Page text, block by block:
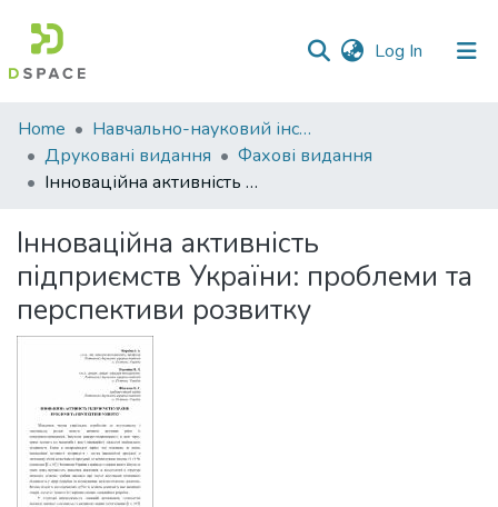
Log In (current)
Communities
&
Collections
Statistics
Home
Навчально-науковий інститут економіки, управління, права та інформаційних технологій
Друковані видання
Фахові видання
Інноваційна активність підприємств України: проблеми та перспективи розвитку
Інноваційна активність
підприємств України: проблеми та
перспективи розвитку